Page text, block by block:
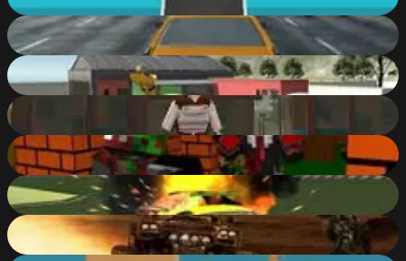
89%
Highway Traffic
83%
Evo-F2
92%
Valkyrie RPG
88
Blocky Combat Swat - Killing Zombie
80%
Crazy Demolition Derby V1
83%
Martian Driving
84